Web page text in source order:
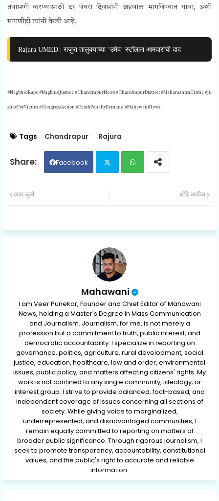
तपासणी करण्यासाठी दर पंधरा दिवसांनी अहवाल मागविण्यात यावा, अशी
मागणीही त्यांनी केली आहे.
Rajura UMED | राजुरा तालुक्याच्या ‘उमेद’ स्टॉलला आमदारांची दाद
#NagbhidRape #NagbhidJustice #ChandrapurNews #ChandrapurDistrict #MaharashtraCrime #Ju
sticeForVictim #CongressAction #DeathPenaltyDemand #MahawaniNews
Tags Chandrapur Rajura
Facebook
ap
थोडे नवीन
जरा जुने
Mahawani
I am Veer Punekar, Founder and Chief Editor of Mahawani
News, holding a Master's Degree in Mass Communication
and Journalism. Journalism, for me, is not merely a
profession but a commitment to truth, public interest, and
democratic accountability. I specialize in reporting on
governance, politics, agriculture, rural development, social
justice, education, healthcare, law and order, environmental
issues, public policy, and matters affecting citizens' rights. My
work is not confined to any single community, ideology, or
interest group. I strive to provide balanced, fact-based, and
independent coverage of issues concerning all sections of
society. While giving voice to marginalized,
underrepresented, and disadvantaged communities, I
remain equally committed to reporting on matters of
broader public significance. Through rigorous journalism, I
seek to promote transparency, accountability, constitutional
values, and the public's right to accurate and reliable
information.